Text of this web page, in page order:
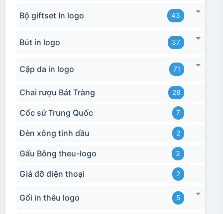
Bộ giftset In logo 43
Bút in logo 37
Cặp da in logo 71
Chai rượu Bát Tràng 28
Cốc sứ Trung Quốc 7
Đèn xông tinh dầu 2
Gấu Bông theu-logo 3
Giá đỡ điện thoại 2
Gối in thêu logo 5